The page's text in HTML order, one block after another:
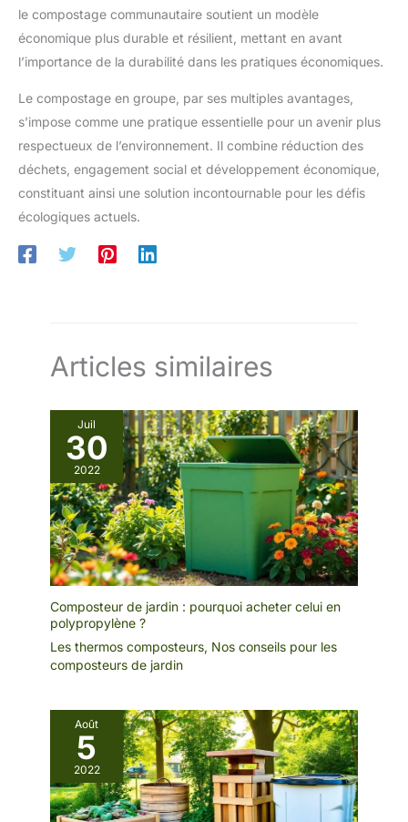
le compostage communautaire soutient un modèle
économique plus durable et résilient, mettant en avant
l’importance de la durabilité dans les pratiques économiques.
Le compostage en groupe, par ses multiples avantages,
s’impose comme une pratique essentielle pour un avenir plus
respectueux de l’environnement. Il combine réduction des
déchets, engagement social et développement économique,
constituant ainsi une solution incontournable pour les défis
écologiques actuels.
Articles similaires
Juil
30
2022
Composteur de jardin : pourquoi acheter celui en
polypropylène ?
Les thermos composteurs, Nos conseils pour les
composteurs de jardin
Août
5
2022